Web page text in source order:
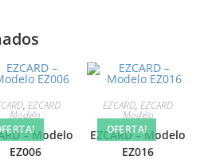
, EZCARD
Modelo
– Modelo
EZ006
OFERTA!
EZCARD,EZCARD
Modelo
EZCARD – Modelo
EZ016